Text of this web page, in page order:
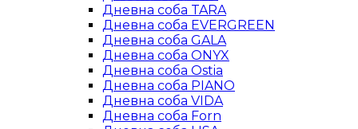
Дневна соба TARA
Дневна соба EVERGREEN
Дневна соба GALA
Дневна соба ONYX
Дневна соба Ostia
Дневна соба PIANO
Дневна соба VIDA
Дневна соба Forn